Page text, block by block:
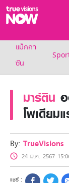
True
แพ็กเกจ
NOW
NOW
แพ็กเกจ
เคเบิลแล
สิทธิพิเศษ
สิทธิพิเศ
HoReCa
แพ็กเกจ
แม็กกา
ซีน
มาร์ติน
โพเดียม
By: TrueVisions
24 มี.ค. 2567